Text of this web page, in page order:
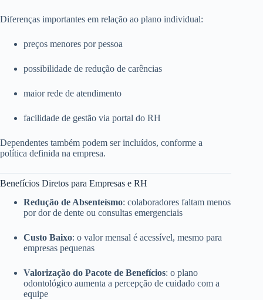
Diferenças importantes em relação ao plano individual:
preços menores por pessoa
possibilidade de redução de carências
maior rede de atendimento
facilidade de gestão via portal do RH
Dependentes também podem ser incluídos, conforme a
política definida na empresa.
Benefícios Diretos para Empresas e RH
Redução de Absenteísmo: colaboradores faltam menos
por dor de dente ou consultas emergenciais
Custo Baixo: o valor mensal é acessível, mesmo para
empresas pequenas
Valorização do Pacote de Benefícios: o plano
odontológico aumenta a percepção de cuidado com a
equipe